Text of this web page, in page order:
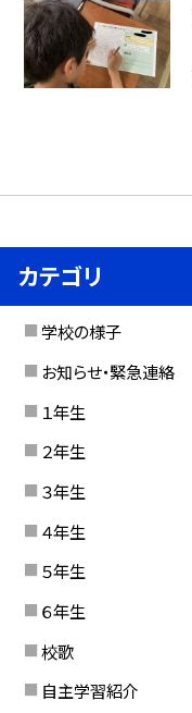
カテゴリ
学校の様子
お知らせ・緊急連絡
１年生
２年生
３年生
４年生
５年生
６年生
校歌
自主学習紹介